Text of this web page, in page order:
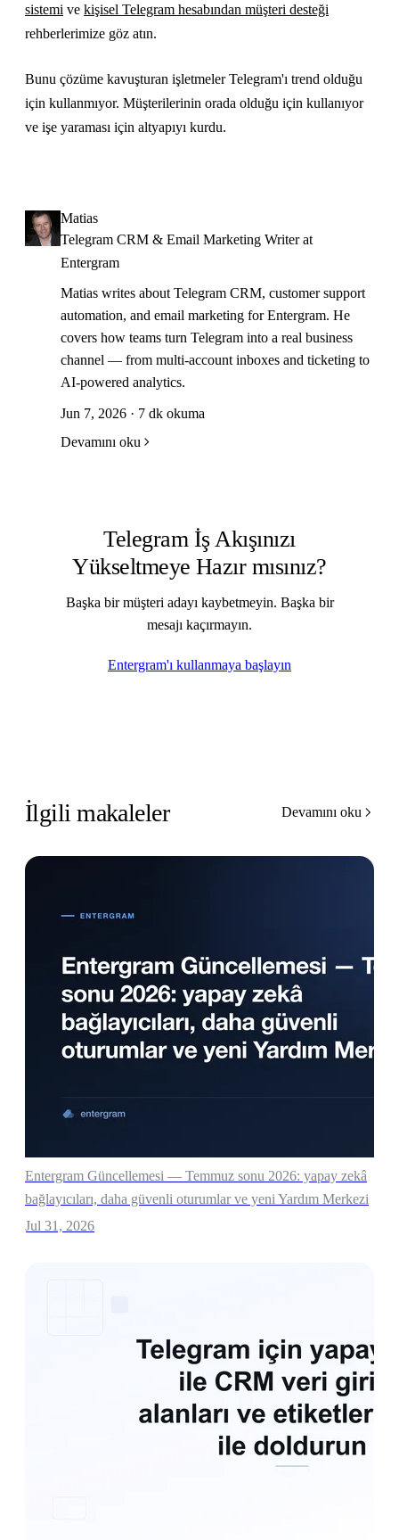
sistemi ve kişisel Telegram hesabından müşteri desteği
rehberlerimize göz atın.
Bunu çözüme kavuşturan işletmeler Telegram'ı trend olduğu
için kullanmıyor. Müşterilerinin orada olduğu için kullanıyor
ve işe yaraması için altyapıyı kurdu.
Matias
Telegram CRM & Email Marketing Writer at
Entergram
Matias writes about Telegram CRM, customer support
automation, and email marketing for Entergram. He
covers how teams turn Telegram into a real business
channel — from multi-account inboxes and ticketing to
AI-powered analytics.
Jun 7, 2026 · 7 dk okuma
Devamını oku
Telegram İş Akışınızı
Yükseltmeye Hazır mısınız?
Başka bir müşteri adayı kaybetmeyin. Başka bir
mesajı kaçırmayın.
Entergram'ı kullanmaya başlayın
İlgili makaleler Devamını oku
Entergram Güncellemesi — Temmuz sonu 2026: yapay zekâ
bağlayıcıları, daha güvenli oturumlar ve yeni Yardım Merkezi
Jul 31, 2026